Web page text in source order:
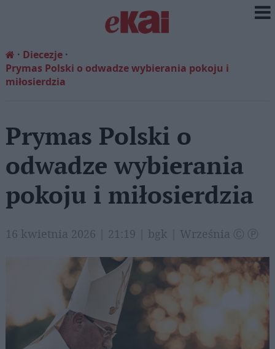
Diecezje
Prymas Polski o odwadze wybierania pokoju i
miłosierdzia
Prymas Polski o
odwadze wybierania
pokoju i miłosierdzia
16 kwietnia 2026 | 21:19 | bgk | Września Ⓒ Ⓟ